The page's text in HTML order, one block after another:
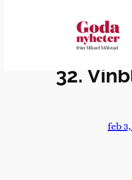
32.
feb